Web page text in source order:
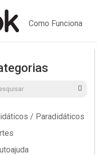
Como Funciona
/ Paradidáticos